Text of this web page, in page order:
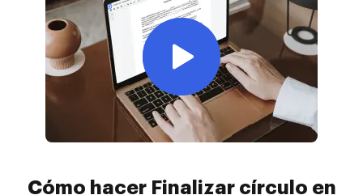
Cómo hacer Finalizar círculo en